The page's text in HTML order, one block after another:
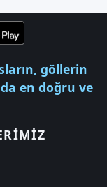
göllerin
en doğru ve